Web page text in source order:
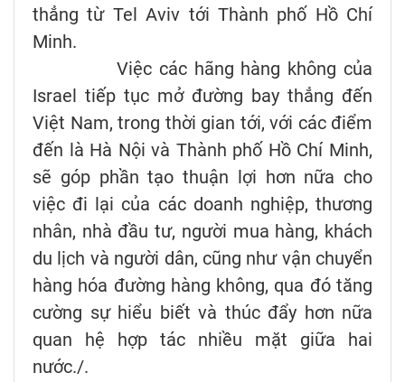
thẳng từ Tel Aviv tới Thành phố Hồ Chí
Minh.
Việc các hãng hàng không của
Israel tiếp tục mở đường bay thẳng đến
Việt Nam, trong thời gian tới, với các điểm
đến là Hà Nội và Thành phố Hồ Chí Minh,
sẽ góp phần tạo thuận lợi hơn nữa cho
việc đi lại của các doanh nghiệp, thương
nhân, nhà đầu tư, người mua hàng, khách
du lịch và người dân, cũng như vận chuyển
hàng hóa đường hàng không, qua đó tăng
cường sự hiểu biết và thúc đẩy hơn nữa
quan hệ hợp tác nhiều mặt giữa hai
nước./.